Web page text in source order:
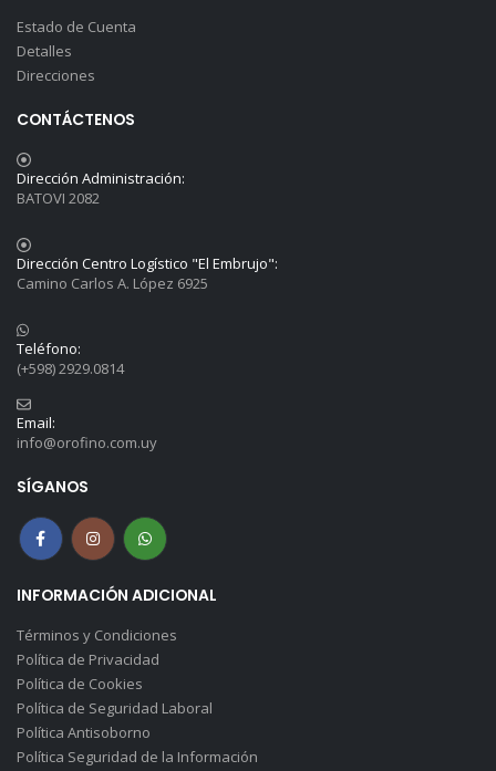
Estado de Cuenta
Detalles
Direcciones
CONTÁCTENOS
Dirección Administración:
BATOVI 2082
Dirección Centro Logístico "El Embrujo":
Camino Carlos A. López 6925
Teléfono:
(+598) 2929.0814
Email:
info@orofino.com.uy
SÍGANOS
INFORMACIÓN ADICIONAL
Términos y Condiciones
Política de Privacidad
Política de Cookies
Política de Seguridad Laboral
Política Antisoborno
Política Seguridad de la Información